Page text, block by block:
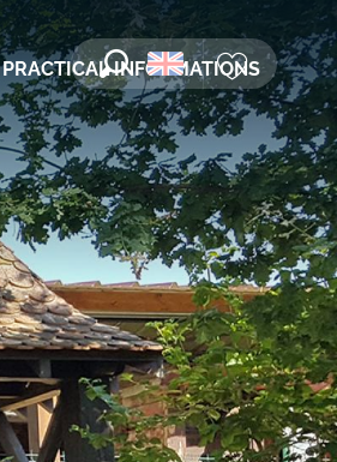
Voir les
Search
PRACTICAL INFORMATIONS